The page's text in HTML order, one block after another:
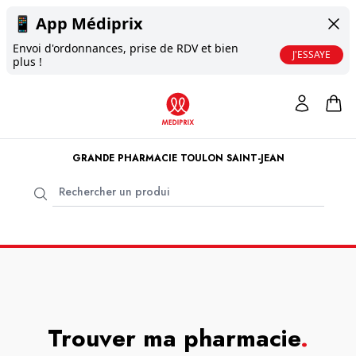
📱 App Médiprix
Envoi d'ordonnances, prise de RDV et bien
plus !
J'ESSAYE
GRANDE PHARMACIE TOULON SAINT-JEAN
Trouver ma pharmacie.